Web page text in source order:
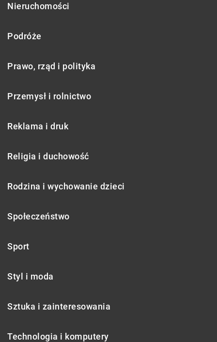
Nieruchomości
Podróże
Prawo, rząd i polityka
Przemysł i rolnictwo
Reklama i druk
Religia i duchowość
Rodzina i wychowanie dzieci
Społeczeństwo
Sport
Styl i moda
Sztuka i zainteresowania
Technologia i komputery